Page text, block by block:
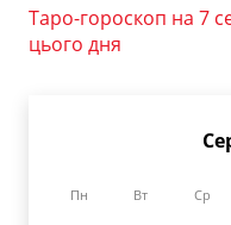
Таро-гороскоп на 7
цього дня
Пн Вт Ср